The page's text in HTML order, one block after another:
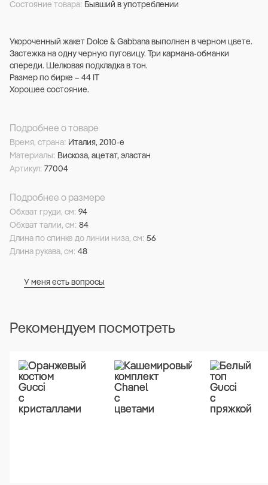
Состояние товара: Бывший в употреблении
Укороченный жакет Dolce & Gabbana выполнен в черном цвете.
Застежка на одну черную пуговицу. Три кармана-обманки
спереди. Шелковая подкладка в тон.
Размер по бирке – 44 IT
Хорошее состояние.
Подробнее о товаре
Материалы: Вискоза, ацетат, эластан
Время, страна: Италия, 2010-е
Артикул: 77004
Подробнее о размере
Длина рукава, см: 48
Длина по спинке до линии низа, см: 56
Обхват талии, см: 84
Обхват груди, см: 94
У меня есть вопросы
Рекомендуем посмотреть